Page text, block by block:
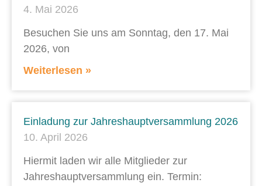
4. Mai 2026
Besuchen Sie uns am Sonntag, den 17. Mai
2026, von
Weiterlesen »
Einladung zur Jahreshauptversammlung 2026
10. April 2026
Hiermit laden wir alle Mitglieder zur
Jahreshauptversammlung ein. Termin: